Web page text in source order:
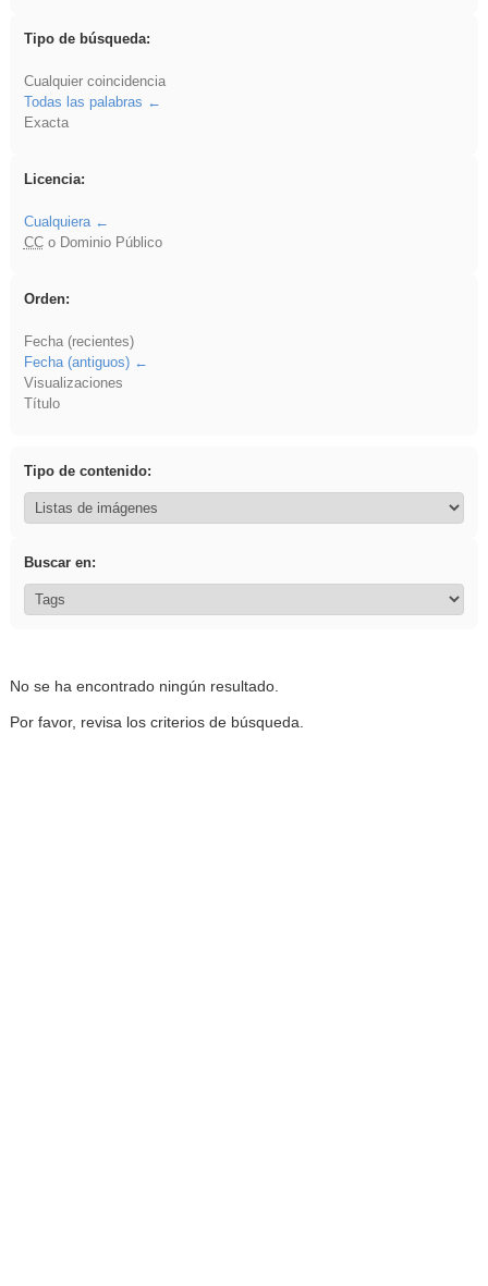
Tipo de búsqueda:
Cualquier coincidencia
Todas las palabras
Exacta
Licencia:
Cualquiera
CCo Dominio Público
Orden:
Fecha (recientes)
Fecha (antiguos)
Visualizaciones
Título
Tipo de contenido:
Buscar en:
No se ha encontrado ningún resultado.
Por favor, revisa los criterios de búsqueda.